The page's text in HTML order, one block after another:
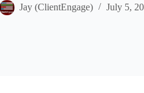
Jay (ClientEngage) July 5,